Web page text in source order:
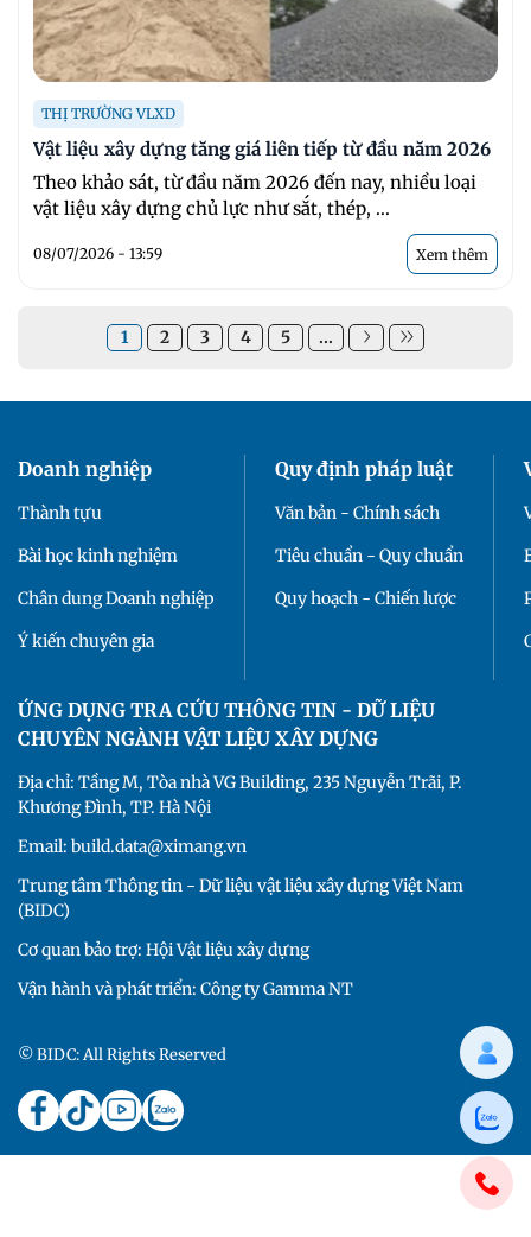
THỊ TRƯỜNG VLXD
Vật liệu xây dựng tăng giá liên tiếp từ đầu năm 2026
Theo khảo sát, từ đầu năm 2026 đến nay, nhiều loại
vật liệu xây dựng chủ lực như sắt, thép, ...
08/07/2026 - 13:59 Xem thêm
1 2 3 4 5 ...
Doanh nghiệp
Thành tựu
Bài học kinh nghiệm
Chân dung Doanh nghiệp
Ý kiến chuyên gia
Quy định pháp luật
Văn bản - Chính sách
Tiêu chuẩn - Quy chuẩn
Quy hoạch - Chiến lược
ỨNG DỤNG TRA CỨU THÔNG TIN - DỮ LIỆU
CHUYÊN NGÀNH VẬT LIỆU XÂY DỰNG
Địa chỉ: Tầng M, Tòa nhà VG Building, 235 Nguyễn Trãi, P.
Khương Đình, TP. Hà Nội
Email: build.data@ximang.vn
Trung tâm Thông tin - Dữ liệu vật liệu xây dựng Việt Nam
(BIDC)
Cơ quan bảo trợ: Hội Vật liệu xây dựng
Vận hành và phát triển: Công ty Gamma NT
© BIDC: All Rights Reserved